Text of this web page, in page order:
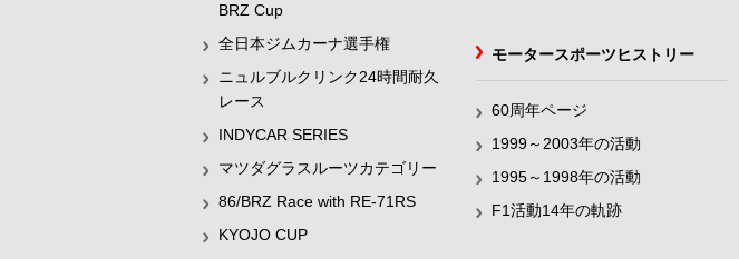
BRZ Cup
全日本ジムカーナ選手権
ニュルブルクリンク24時間耐久
レース
INDYCAR SERIES
マツダグラスルーツカテゴリー
86/BRZ Race with RE-71RS
KYOJO CUP
モータースポーツヒストリー
60周年ページ
1999～2003年の活動
1995～1998年の活動
F1活動14年の軌跡